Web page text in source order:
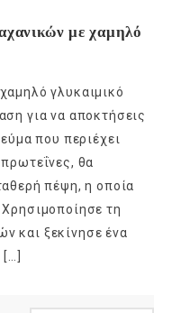
με χαμηλό
γλυκαιμικό
για να αποκτήσεις
που περιέχει
θα
πέψη, η οποία
τη
και ξεκίνησε ένα